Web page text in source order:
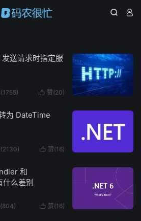
 
送请求时指定服
 赞(20)
1755)
为 DateTime
 赞(16)
2130)
和
么差别
 赞(16)
804)